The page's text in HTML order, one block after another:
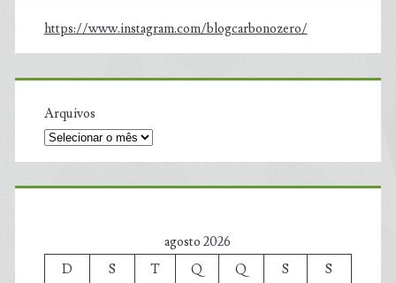
https://www.instagram.com/blogcarbonozero/
Arquivos
agosto 2026
D
S T Q Q S
S